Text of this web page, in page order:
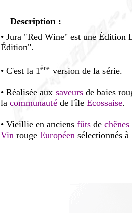
Description :
• Jura "Red Wine" est une
Édition".
• C'est la 1ère version de la série.
• Réalisée aux saveurs de baies
la communauté de l'île Ecossaise.
• Vieillie en anciens fûts de chênes
Vin rouge Européen sélectionnés